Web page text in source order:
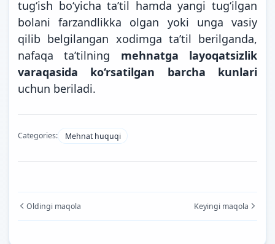
tug‘ish bo‘yicha ta’til hamda yangi tug‘ilgan
bolani farzandlikka olgan yoki unga vasiy
qilib belgilangan xodimga ta’til berilganda,
nafaqa ta’tilning mehnatga layoqatsizlik
varaqasida ko‘rsatilgan barcha kunlari
uchun beriladi.
Categories: Mehnat huquqi
Oldingi maqola Keyingi maqola